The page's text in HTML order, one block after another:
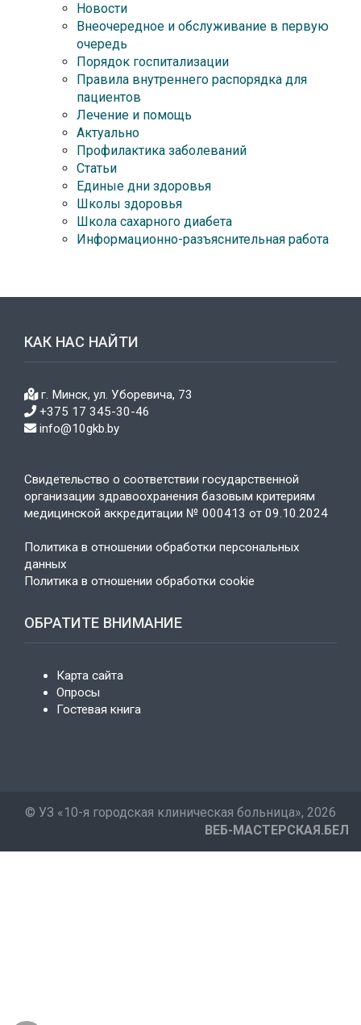
Новости
Внеочередное и обслуживание в первую
очередь
Порядок госпитализации
Правила внутреннего распорядка для
пациентов
Лечение и помощь
Актуально
Профилактика заболеваний
Статьи
Единые дни здоровья
Школы здоровья
Школа сахарного диабета
Информационно-разъяснительная работа
КАК НАС НАЙТИ
г. Минск, ул. Уборевича, 73
+375 17 345-30-46
info@10gkb.by
Свидетельство о соответствии государственной
организации здравоохранения базовым критериям
медицинской аккредитации № 000413 от 09.10.2024
Политика в отношении обработки персональных
данных
Политика в отношении обработки cookie
ОБРАТИТЕ ВНИМАНИЕ
Карта сайта
Опросы
Гостевая книга
© УЗ «10-я городская клиническая больница», 2026
ВЕБ-МАСТЕРСКАЯ.БЕЛ